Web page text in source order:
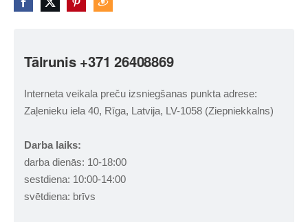
Tālrunis +371 26408869
Interneta veikala preču izsniegšanas punkta adrese:
Zaļenieku iela 40, Rīga, Latvija, LV-1058 (Ziepniekkalns)
Darba laiks:
darba dienās: 10-18:00
sestdiena: 10:00-14:00
svētdiena: brīvs